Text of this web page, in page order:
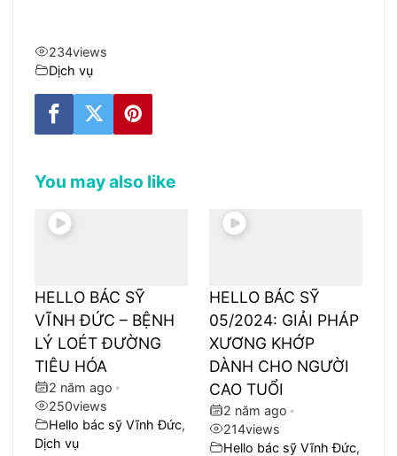
234views
Dịch vụ
You may also like
HELLO BÁC SỸ
VĨNH ĐỨC – BỆNH
LÝ LOÉT ĐƯỜNG
TIÊU HÓA
2 năm ago •
250views
Hello bác sỹ Vĩnh Đức,
Dịch vụ
HELLO BÁC SỸ
05/2024: GIẢI PHÁP
XƯƠNG KHỚP
DÀNH CHO NGƯỜI
CAO TUỔI
2 năm ago •
214views
Hello bác sỹ Vĩnh Đức,